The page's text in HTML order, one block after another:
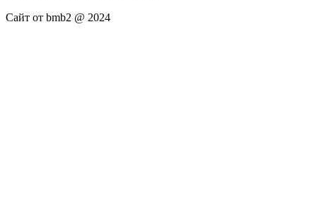
Сайт от bmb2 @ 2024